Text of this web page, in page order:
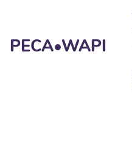
PECA•WAPI